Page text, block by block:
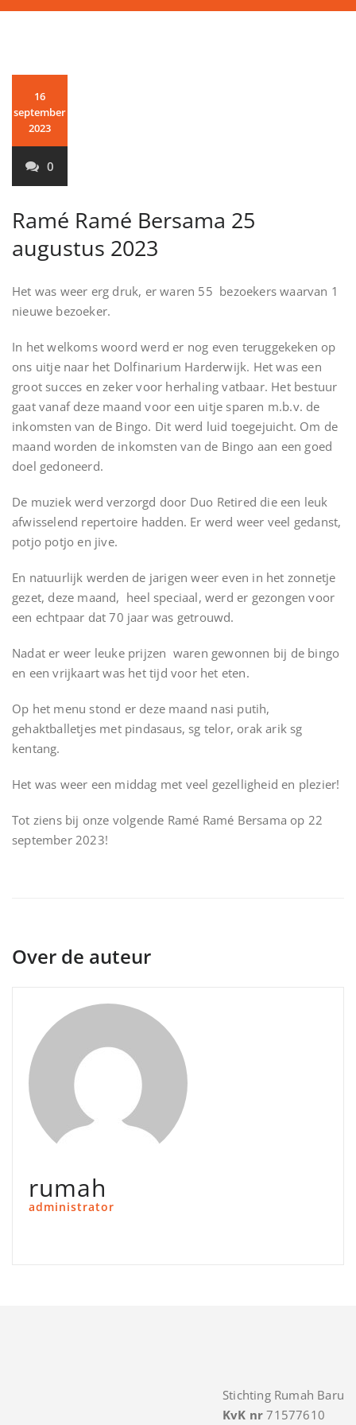
16
september
2023
0
Ramé Ramé Bersama 25
augustus 2023
Het was weer erg druk, er waren 55 bezoekers waarvan 1
nieuwe bezoeker.
In het welkoms woord werd er nog even teruggekeken op
ons uitje naar het Dolfinarium Harderwijk. Het was een
groot succes en zeker voor herhaling vatbaar. Het bestuur
gaat vanaf deze maand voor een uitje sparen m.b.v. de
inkomsten van de Bingo. Dit werd luid toegejuicht. Om de
maand worden de inkomsten van de Bingo aan een goed
doel gedoneerd.
De muziek werd verzorgd door Duo Retired die een leuk
afwisselend repertoire hadden. Er werd weer veel gedanst,
potjo potjo en jive.
En natuurlijk werden de jarigen weer even in het zonnetje
gezet, deze maand, heel speciaal, werd er gezongen voor
een echtpaar dat 70 jaar was getrouwd.
Nadat er weer leuke prijzen waren gewonnen bij de bingo
en een vrijkaart was het tijd voor het eten.
Op het menu stond er deze maand nasi putih,
gehaktballetjes met pindasaus, sg telor, orak arik sg
kentang.
Het was weer een middag met veel gezelligheid en plezier!
Tot ziens bij onze volgende Ramé Ramé Bersama op 22
september 2023!
Over de auteur
rumah
administrator
Stichting Rumah Baru
KvK nr 71577610